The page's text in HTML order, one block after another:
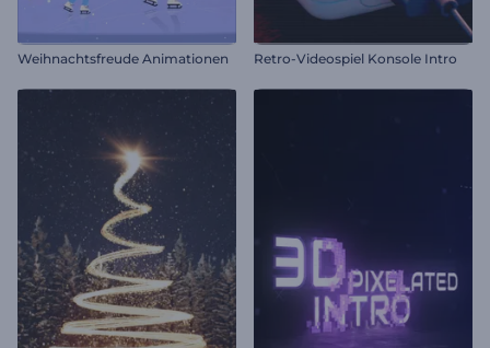
Weihnachtsfreude Animationen Retro-Videospiel Konsole Intro